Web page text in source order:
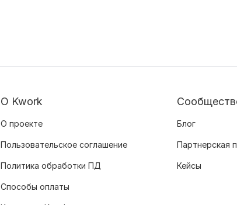
О Kwork
О проекте
Пользовательское соглашение
Политика обработки ПД
Способы оплаты
Блог
Партнерская
Кейсы